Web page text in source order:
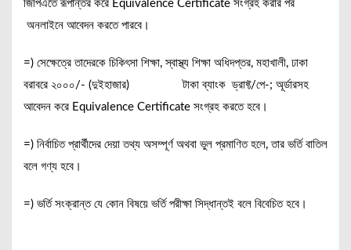
জিপিএতে রূপান্তর করে Equivalence Certificate সংগ্রহ করার পর
অনলাইনে আবেদন করতে পারবে।
=) সেক্ষেত্রে তাদেরকে চিকিৎসা শিক্ষা, স্বাস্থ্য শিক্ষা অধিদপ্তর, মহাখালী, ঢাকা
বরাবরে ২০০০/- (দুইহাজার) টাকা ব্যাংক ড্রাফ্ট/পে-; অূর্ডারসহ
আবেদন করে Equivalence Certificate সংগ্রহ করতে হবে।
=) নির্বাচিত প্রার্থীদের দেয়া তথ্য অসম্পূর্ণ অথবা ভুল প্রমাণিত হলে, তার ভর্তি বাতিল
বলে গণ্য হবে।
=) ভর্তি সংক্রান্ত যে কোন বিষয়ে ভর্তি পরীক্ষা সিদ্ধান্তই বলে বিবেচিত হবে।